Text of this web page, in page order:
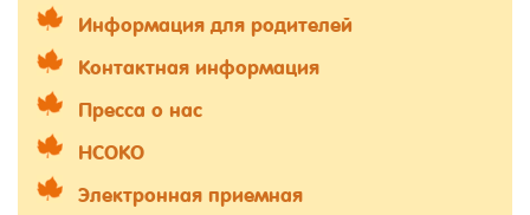
Информация для родителей
Контактная информация
Пресса о нас
НСОКО
Электронная приемная